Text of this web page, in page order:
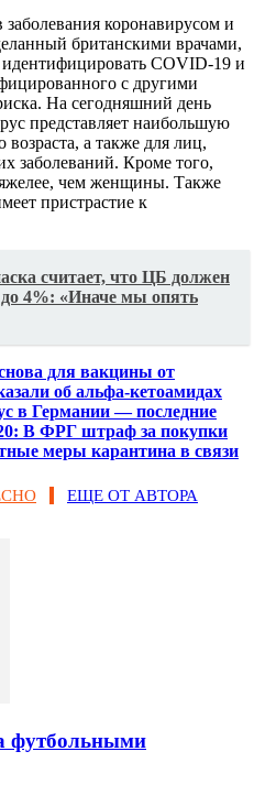
коронавирусом и
британскими врачами,
COVID-19 и
с другими
На сегодняшний день
представляет наибольшую
а также для лиц,
заболеваний. Кроме того,
чем женщины. Также
пристрастие к
считает, что ЦБ должен
4%: «Иначе мы опять
для вакцины от
об альфа-кетоамидах
в Германии — последние
В ФРГ штраф за покупки
меры карантина в связи
ЕЩЕ ОТ АВТОРА
футбольными